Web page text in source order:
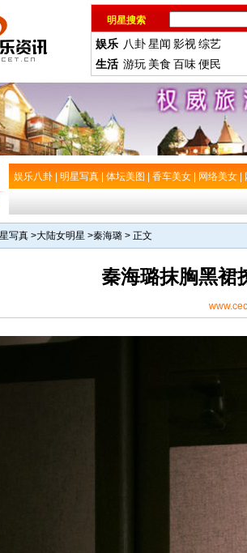
明星搜索
娱乐 八卦星闻 影视综艺
生活 游玩 美食 百味便民
娱乐八卦 明星写真 体坛美图 香车美女 网络美女
写真 >大陆女明星 >秦海璐 > 正文
秦海璐抹胸黑裙